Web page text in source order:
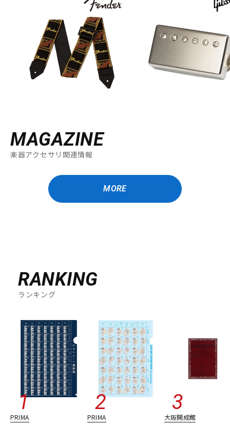
MAGAZINE
楽器アクセサリ関連情報
MORE
RANKING
ランキング
PRIMA PRIMA 大阪開成館